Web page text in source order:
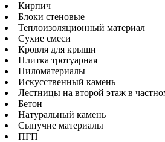
Кирпич
Блоки стеновые
Теплоизоляционный материал
Сухие смеси
Кровля для крыши
Плитка тротуарная
Пиломатериалы
Искусственный камень
Лестницы на второй этаж в
Бетон
Натуральный камень
Сыпучие материалы
ПГП